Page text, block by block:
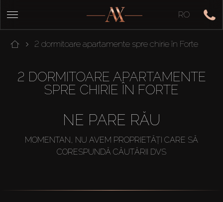
RO
2 dormitoare apartamente spre chirie în Forte
2 DORMITOARE APARTAMENTE
SPRE CHIRIE ÎN FORTE
NE PARE RĂU
MOMENTAN, NU AVEM PROPRIETĂȚI CARE SĂ
CORESPUNDĂ CĂUTĂRII DVS